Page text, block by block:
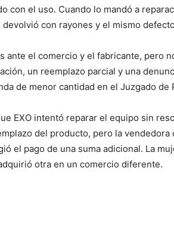
con el uso. Cuando lo mandó a
con rayones y el mismo
ante el comercio y el fabricante, pero
un reemplazo parcial y una
de menor cantidad en el Juzgado de
EXO intentó reparar el equipo sin
del producto, pero la vendedora
el pago de una suma adicional. La
otra en un comercio diferente.